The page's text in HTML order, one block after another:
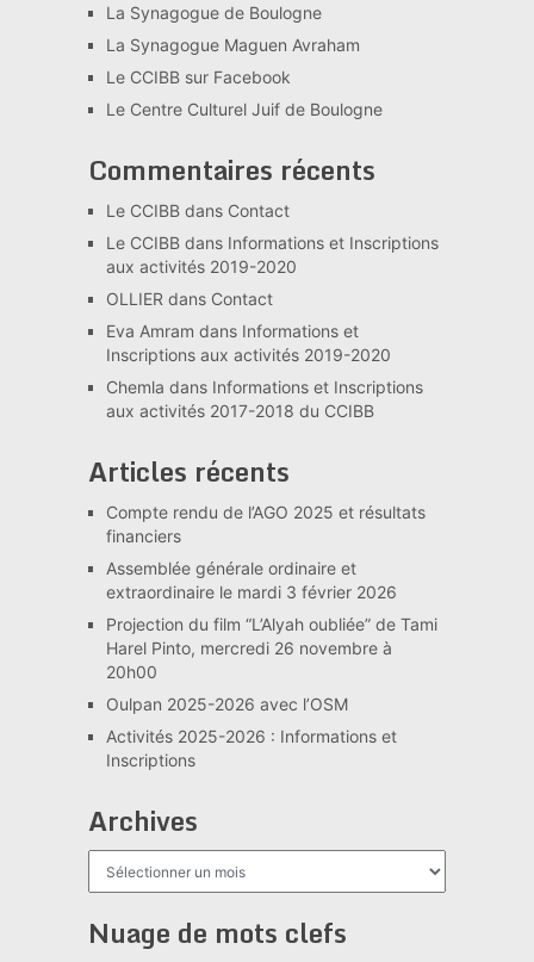
La Synagogue de Boulogne
La Synagogue Maguen Avraham
Le CCIBB sur Facebook
Le Centre Culturel Juif de Boulogne
Commentaires récents
Le CCIBBdans Contact
Le CCIBBdans Informations et Inscriptions
aux activités 2019-2020
OLLIER dans Contact
Eva Amram dans Informations et
Inscriptions aux activités 2019-2020
Chemla dans Informations et Inscriptions
aux activités 2017-2018 du CCIBB
Articles récents
Compte rendu de l’AGO 2025 et résultats
financiers
Assemblée générale ordinaire et
extraordinaire le mardi 3 février 2026
Projection du film “L’Alyah oubliée” de Tami
Harel Pinto, mercredi 26 novembre à
20h00
Oulpan 2025-2026 avec l’OSM
Activités 2025-2026 : Informations et
Inscriptions
Archives
Nuage de mots clefs